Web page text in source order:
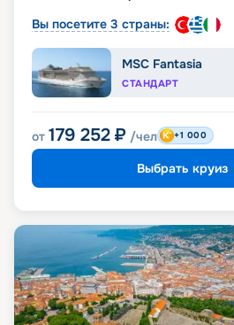
Вы посетите 3 страны:
MSC Fantasia
СТАНДАРТ
от 179 252 ₽ /чел +1 000
Выбрать круиз